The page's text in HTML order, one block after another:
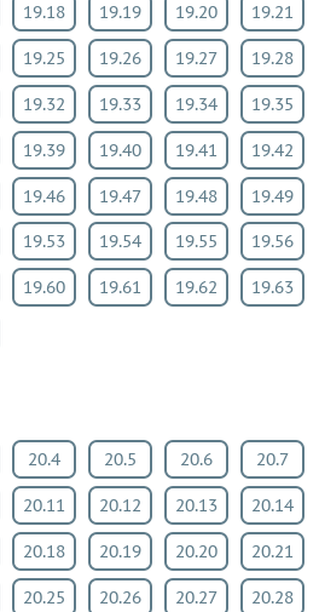
19.18 19.19 19.20 19.21
19.25 19.26 19.27 19.28
19.32 19.33 19.34 19.35
19.39 19.40 19.41 19.42
19.46 19.47 19.48 19.49
19.53 19.54 19.55 19.56
19.60 19.61 19.62 19.63
20.4 20.5 20.6 20.7
20.11 20.12 20.13 20.14
20.18 20.19 20.20 20.21
20.25 20.26 20.27 20.28